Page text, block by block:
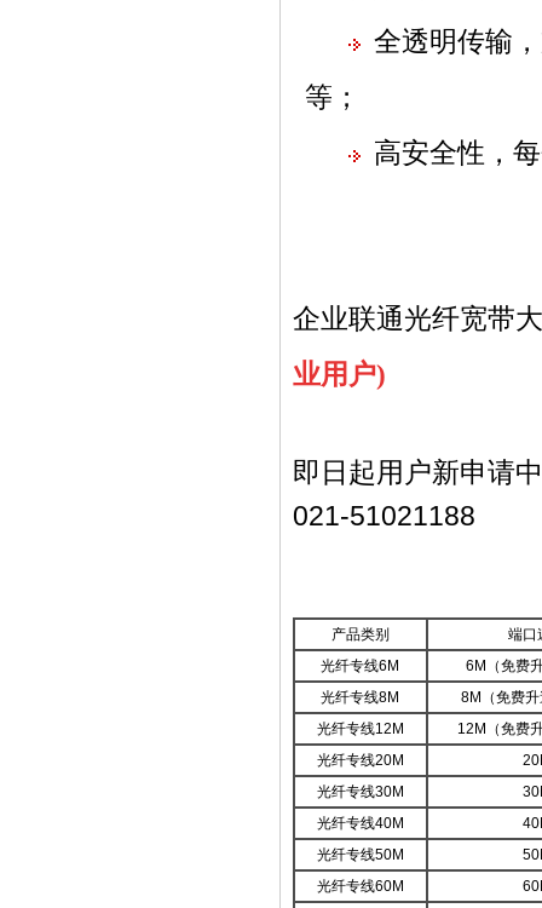
全透明传输
等；
高安全性，
企业联通光纤宽
业用户)
即日起用户新申请
021-51021188
产品类别
端口
光纤专线6M
6M（免费
光纤专线8M
8M（免费
光纤专线12M
12M（免费
光纤专线20M
光纤专线30M
光纤专线40M
光纤专线50M
光纤专线60M